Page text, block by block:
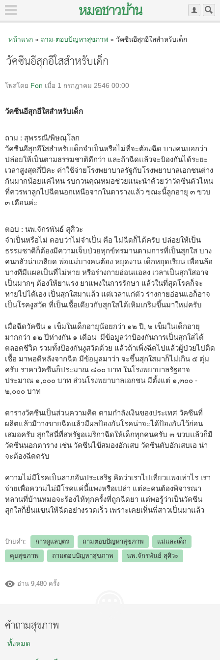
หน้าแรก» ถาม-ตอบปัญหาสุขภาพ» วัคซีนอีสุกอีใสสำหรับเด็ก
วัคซีนอีสุกอีใสสำหรับเด็ก
โพสโดย Fon เมื่อ 1 กรกฎาคม 2546 00:00
วัคซีนอีสุกอีใสสำหรับเด็ก
ถาม : สุพรรณี/พิษณุโลก
วัคซีนอีสุกอีใสสำหรับเด็กจำเป็นหรือไม่ที่จะต้องฉีด บางคนบอกว่า
ปล่อยให้เป็นตามธรรมชาติดีกว่า และถ้าฉีดแล้วจะป้องกันได้ระยะ
เวลาสูงสุดกี่ปีคะ ค่าใช้จ่ายโรงพยาบาลรัฐกับโรงพยาบาลเอกชนต่าง
กันมากน้อยแค่ไหน รบกวนคุณหมอช่วยแนะนำด้วยว่าวัคซีนตัวไหน
ที่ควรพาลูกไปฉีดนอกเหนือจากในตารางแล้ว ขณะนี้ลูกอายุ ๓ ขวบ
๓ เดือนค่ะ
ตอบ : นพ.จักรพันธ์ สุศิวะ
จำเป็นหรือไม่ ตอบว่าไม่จำเป็น คือ ไม่ฉีดก็ได้ครับ ปล่อยให้เป็น
ธรรมชาติก็ต้องมีความเจ็บป่วยทุกข์ทรมานตามการที่เป็นสุกใส บาง
คนกลัวน่าเกลียด พ่อแม่บางคนต้อง หยุดงาน เด็กหยุดเรียน เพื่อนล้อ
บางทีมีแผลเป็นที่ไม่หาย หรือร่างกายอ่อนแอลง เวลาเป็นสุกใสอาจ
เป็นมากๆ ต้องให้ยาแรง ยาแพงในการรักษา แล้วในที่สุดโรคก็จะ
หายไปได้เอง เป็นสุกใสมาแล้ว แต่เวลาแก่ตัว ร่างกายอ่อนแอก็อาจ
เป็นโรคงูสวัด ที่เป็นเชื้อเดียวกับสุกใสได้เหิมเกริมขึ้นมาใหม่ครับ
เมื่อฉีดวัคซีน ๑ เข็มในเด็กอายุน้อยกว่า ๑๒ ปี, ๒ เข็มในเด็กอายุ
มากกว่า ๑๒ ปีห่างกัน ๑ เดือน มีข้อมูลว่าป้องกันการเป็นสุกใสได้
ตลอดชีวิต รวมทั้งป้องกันงูสวัดด้วย แล้วถ้าเพิ่งฉีดไปแล้วผู้ป่วยไปติด
เชื้อ มาพอดีหลังจากฉีด มีข้อมูลมาว่า จะขึ้นสุกใสมาก็ไม่เกิน ๕ ตุ่ม
ครับ ราคาวัคซีนก็ประมาณ ๘๐๐ บาท ในโรงพยาบาลรัฐอาจ
ประมาณ ๑,๐๐๐ บาท ส่วนโรงพยาบาลเอกชน มีตั้งแต่ ๑,๓๐๐ -
๒,๐๐๐ บาท
ตารางวัคซีนเป็นส่วนความคิด ตามกำลังเงินของประเทศ วัคซีนที่
ผลิตแล้วมีวางขายฉีดแล้วมีผลป้องกันโรคน่าจะได้ป้องกันไว้ก่อน
เสมอครับ สุกใสนี่ที่สหรัฐอเมริกาฉีดให้เด็กทุกคนครับ ๓ ขวบแล้วก็มี
วัคซีนนอกตาราง เช่น วัคซีนไข้สมองอักเสบ วัคซีนตับอักเสบเอ น่า
จะต้องฉีดครับ
ความไม่มีโรคเป็นลาภอันประเสริฐ คิดว่าเราไปเที่ยวแพงเท่าไร เรา
จ่ายเพื่อความไม่มีโรคแค่นี้แพงหรือเปล่า แต่ละคนต้องพิจารณา
หลานที่บ้านหมอจะร้องไห้ทุกครั้งที่ถูกฉีดยา แต่พอรู้ว่าเป็นวัคซีน
สุกใสก็ยื่นแขนให้ฉีดอย่างรวดเร็ว เพราะเคยเห็นพี่สาวเป็นมาแล้ว
ป้ายคำ: การดูแลบุตร ถามตอบปัญหาสุขภาพ
แม่และเด็ก
คุยสุขภาพ
ถามตอบปัญหาสุขภาพ นพ.จักรพันธ์ สุศิวะ
อ่าน 9,480 ครั้ง
คำถามสุขภาพ
ทั้งหมด